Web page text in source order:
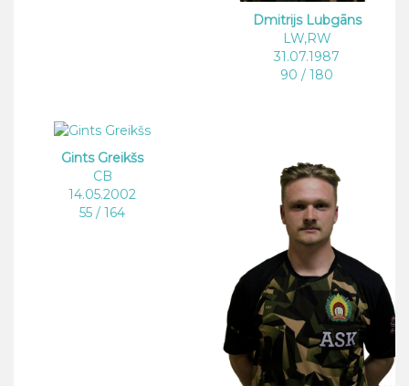
Dmitrijs Lubgāns
LW,RW
31.07.1987
90 / 180
Gints Greikšs
CB
14.05.2002
55 / 164